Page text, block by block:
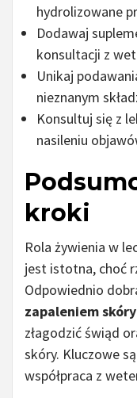
hydrolizowane
Dodawaj
konsultacji z
Unikaj
nieznanym
Konsultuj się z
nasileniu
kroki
Rola żywienia w
jest istotna, choć
Odpowiednio
zapaleniem skóry
złagodzić świąd
skóry. Kluczowe
współpraca z